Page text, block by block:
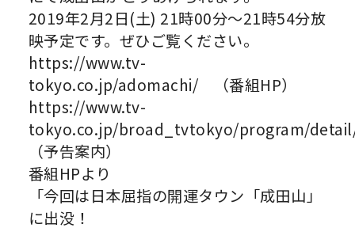
2019年2月2日(土) 21時00分～21時54分放
映予定です。ぜひご覧ください。
https://www.tv-
tokyo.co.jp/adomachi/ （番組HP）
https://www.tv-
tokyo.co.jp/broad_tvtokyo/program/
（予告案内）
番組HPより
「今回は日本屈指の開運タウン「成田山」
に出没！